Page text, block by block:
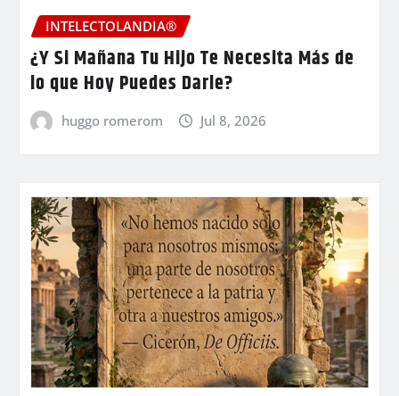
INTELECTOLANDIA®
¿Y Si Mañana Tu Hijo Te Necesita Más de
lo que Hoy Puedes Darle?
huggo romerom Jul 8, 2026